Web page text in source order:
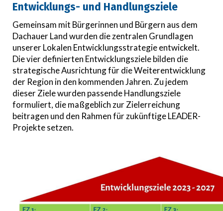
Entwicklungs- und Handlungsziele
Gemeinsam mit Bürgerinnen und Bürgern aus dem
Dachauer Land wurden die zentralen Grundlagen
unserer Lokalen Entwicklungsstrategie entwickelt.
Die vier definierten Entwicklungsziele bilden die
strategische Ausrichtung für die Weiterentwicklung
der Region in den kommenden Jahren. Zu jedem
dieser Ziele wurden passende Handlungsziele
formuliert, die maßgeblich zur Zielerreichung
beitragen und den Rahmen für zukünftige LEADER-
Projekte setzen.